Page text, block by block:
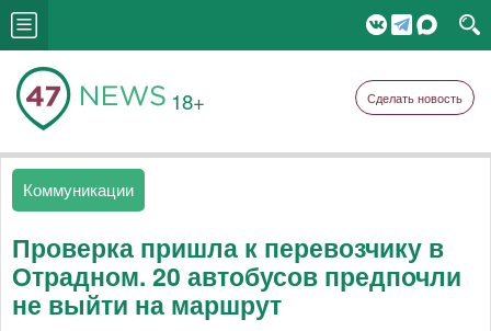
18+ Сделать новость
Коммуникации
Проверка пришла к перевозчику в
Отрадном. 20 автобусов предпочли
не выйти на маршрут